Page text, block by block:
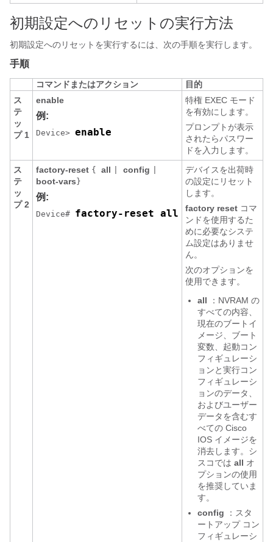
初期設定へのリセットの実行方法
初期設定へのリセットを実行するには、次の手順を実行します。
手順
コマンドまたはアクション
目的
ス
テ
ッ
プ 1
enable
例:
Device> enable
特権 EXEC モード
を有効にします。
プロンプトが表示
されたらパスワー
ドを入力します。
ス
テ
ッ
プ 2
factory-reset { all config
boot-vars }
例:
Device# factory-reset all
デバイスを出荷時
の設定にリセット
します。
factory reset コマ
ンドを使用するた
めに必要なシステ
ム設定はありませ
ん。
次のオプションを
使用できます。
all
：NVRAM の
すべての内容、
現在のブートイ
メージ、ブート
変数、起動コン
フィギュレーシ
ョンと実行コン
フィギュレーシ
ョンのデータ、
およびユーザー
データを含むす
べての Cisco
IOS イメージを
消去します。シ
スコでは all オ
プションの使用
を推奨していま
す。
config
：スタ
ートアップ コン
フィギュレーシ